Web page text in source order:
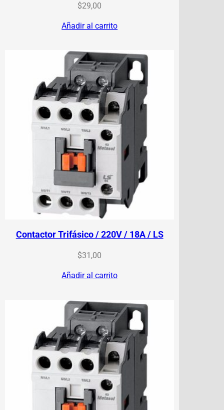
$29,00
Añadir al carrito
Contactor Trifásico / 220V / 18A / LS
$31,00
Añadir al carrito